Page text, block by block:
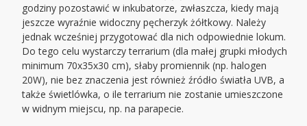
godziny pozostawić w inkubatorze, zwłaszcza, kiedy mają
jeszcze wyraźnie widoczny pęcherzyk żółtkowy. Należy
jednak wcześniej przygotować dla nich odpowiednie lokum.
Do tego celu wystarczy terrarium (dla małej grupki młodych
minimum 70x35x30 cm), słaby promiennik (np. halogen
20W), nie bez znaczenia jest również źródło światła UVB, a
także świetlówka, o ile terrarium nie zostanie umieszczone
w widnym miejscu, np. na parapecie.